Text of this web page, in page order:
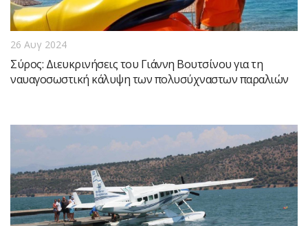
26 Αυγ 2024
Σύρος: Διευκρινήσεις του Γιάννη Βουτσίνου για τη
ναυαγοσωστική κάλυψη των πολυσύχναστων παραλιών